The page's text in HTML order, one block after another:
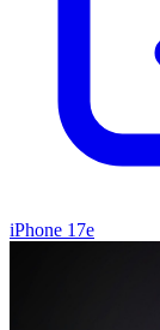
iPhone 17e